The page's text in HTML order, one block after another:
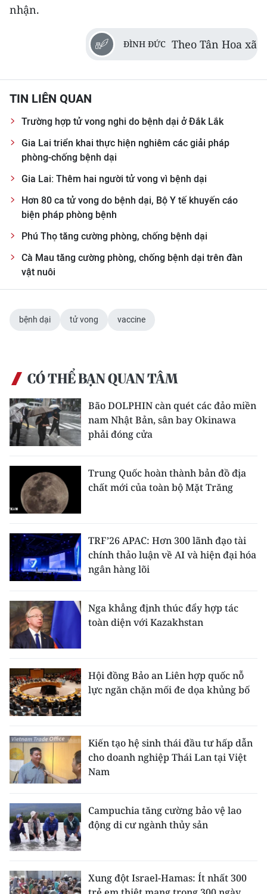
Media Môi trường
TIN MỚI
Trung du và miền núi phía Bắc
Đồng bằng sông Hồng
Bắc Trung Bộ
Duyên hải Nam Trung Bộ và Tây
Nguyên
Đông Nam Bộ
CHUYÊN ĐỀ
CÁC CHUYÊN TRANG
THỜI NAY
NHÂN DÂN CUỐI TUẦN
NHÂN DÂN HẰNG THÁNG
MUA BÁO
ENGLISH
FRANÇAIS
РУССКИЙ
ESPAÑOL
한국어
nhận.
ĐÌNH ĐỨC Theo Tân Hoa xã
TIN LIÊN QUAN
Trường hợp tử vong nghi do bệnh dại ở Đắk Lắk
Gia Lai triển khai thực hiện nghiêm các giải pháp
phòng-chống bệnh dại
Gia Lai: Thêm hai người tử vong vì bệnh dại
Hơn 80 ca tử vong do bệnh dại, Bộ Y tế khuyến cáo
biện pháp phòng bệnh
Phú Thọ tăng cường phòng, chống bệnh dại
Cà Mau tăng cường phòng, chống bệnh dại trên đàn
vật nuôi
bệnh dại tử vong vaccine
CÓ THỂ BẠN QUAN TÂM
Bão DOLPHIN càn quét các đảo miền
nam Nhật Bản, sân bay Okinawa
phải đóng cửa
Trung Quốc hoàn thành bản đồ địa
chất mới của toàn bộ Mặt Trăng
TRF’26 APAC: Hơn 300 lãnh đạo tài
chính thảo luận về AI và hiện đại hóa
ngân hàng lõi
Nga khẳng định thúc đẩy hợp tác
toàn diện với Kazakhstan
Hội đồng Bảo an Liên hợp quốc nỗ
lực ngăn chặn mối đe dọa khủng bố
Kiến tạo hệ sinh thái đầu tư hấp dẫn
cho doanh nghiệp Thái Lan tại Việt
Nam
Campuchia tăng cường bảo vệ lao
động di cư ngành thủy sản
Xung đột Israel-Hamas: Ít nhất 300